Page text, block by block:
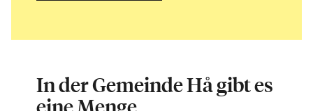
In der Gemeinde Hå gibt es